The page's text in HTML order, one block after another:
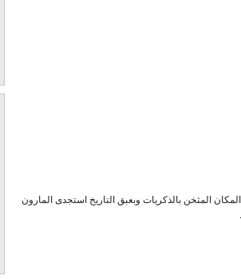
المثخن بالذكريات وبعبق التاريخ استجدى المارون